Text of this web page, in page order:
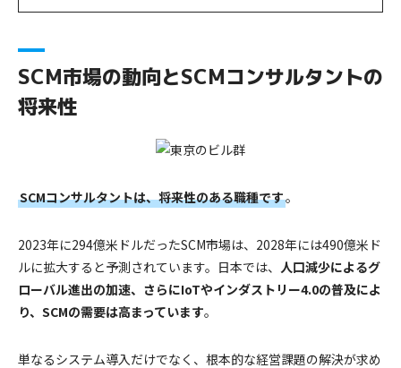
SCM市場の動向とSCMコンサルタントの
将来性
SCMコンサルタントは、将来性のある職種です。
2023年に294億米ドルだったSCM市場は、2028年には490億米ド
ルに拡大すると予測されています。日本では、 人口減少によるグ
ローバル進出の加速、さらにIoTやインダストリー4.0の普及によ
り、SCMの需要は高まっています。
単なるシステム導入だけでなく、根本的な経営課題の解決が求め